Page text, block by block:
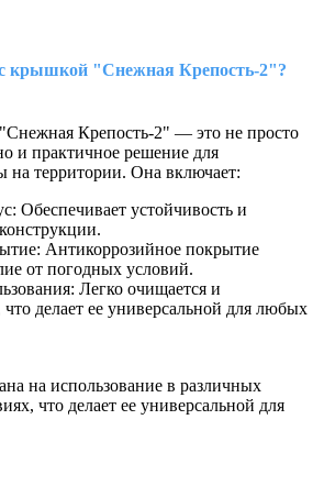
крышкой "Снежная Крепость-2"?
Крепость-2" — это не просто
и практичное решение для
на территории. Она включает:
Обеспечивает устойчивость и
Антикоррозийное покрытие
от погодных условий.
Легко очищается и
что делает ее универсальной для любых
на использование в различных
что делает ее универсальной для